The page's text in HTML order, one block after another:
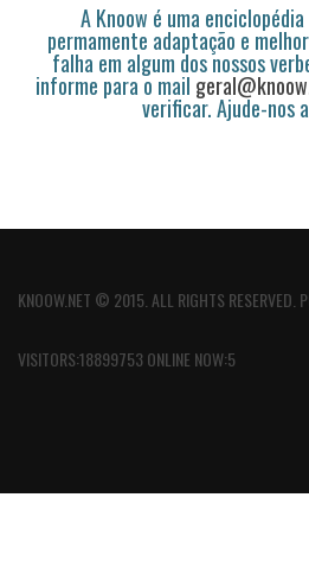
A Knoow é uma
permamente adaptação e
falha em algum dos nossos
informe para o mail
verificar. Ajude-nos
KNOOW.NET © 2015. ALL RIGHTS RESERVED.
VISITORS:18899753 ONLINE NOW:5